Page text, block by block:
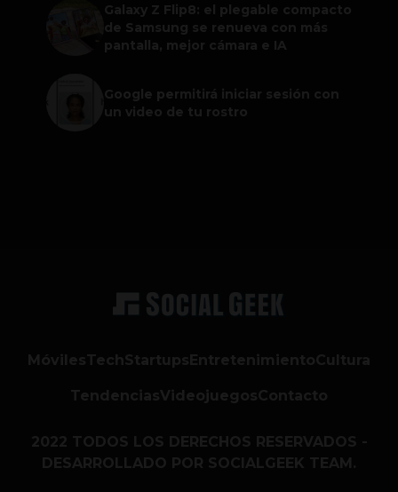
Galaxy Z Flip8: el plegable compacto
de Samsung se renueva con más
pantalla, mejor cámara e IA
Google permitirá iniciar sesión con
un video de tu rostro